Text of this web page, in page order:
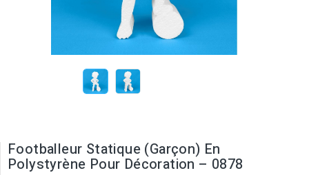
Footballeur Statique (Garçon) En
Polystyrène Pour Décoration – 0878